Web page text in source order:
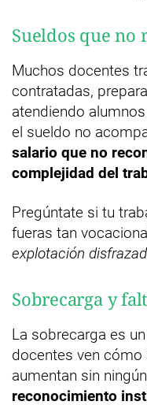
Sueldos que no
Muchos docentes
contratadas,
atendiendo
el sueldo no
salario que no
complejidad del
Pregúntate si tu
fueras tan
explotación
Sobrecarga y
La sobrecarga es
docentes ven
aumentan sin
reconocimiento